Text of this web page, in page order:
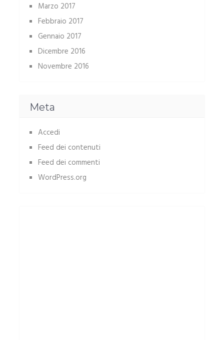
Marzo 2017
Febbraio 2017
Gennaio 2017
Dicembre 2016
Novembre 2016
Meta
Accedi
Feed dei contenuti
Feed dei commenti
WordPress.org